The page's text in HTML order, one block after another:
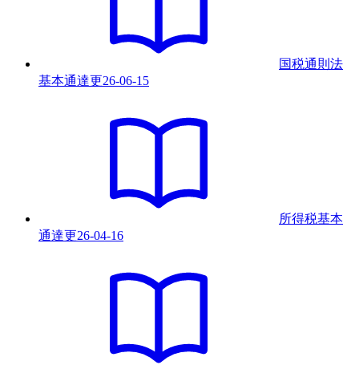
国税通則法
基本通達更26-06-15
所得税基本
通達更26-04-16